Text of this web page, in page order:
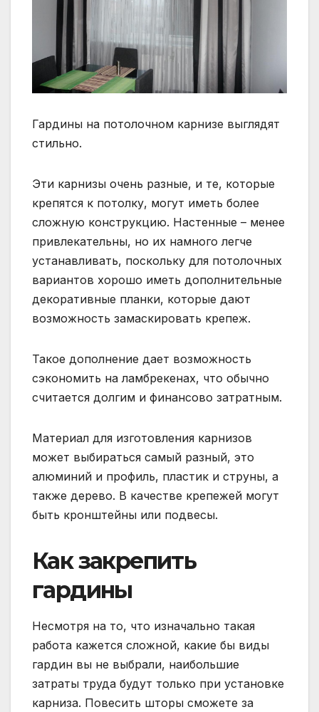
Гардины на потолочном карнизе выглядят
стильно.
Эти карнизы очень разные, и те, которые
крепятся к потолку, могут иметь более
сложную конструкцию. Настенные – менее
привлекательны, но их намного легче
устанавливать, поскольку для потолочных
вариантов хорошо иметь дополнительные
декоративные планки, которые дают
возможность замаскировать крепеж.
Такое дополнение дает возможность
сэкономить на ламбрекенах, что обычно
считается долгим и финансово затратным.
Материал для изготовления карнизов
может выбираться самый разный, это
алюминий и профиль, пластик и струны, а
также дерево. В качестве крепежей могут
быть кронштейны или подвесы.
Как закрепить
гардины
Несмотря на то, что изначально такая
работа кажется сложной, какие бы виды
гардин вы не выбрали, наибольшие
затраты труда будут только при установке
карниза. Повесить шторы сможете за